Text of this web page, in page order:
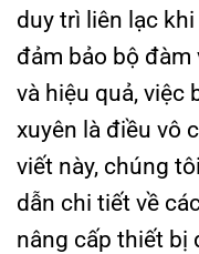
duy trì liên lạc
đảm bảo bộ
và hiệu quả, việc
xuyên là điều vô
viết này, chúng
dẫn chi tiết về
nâng cấp thiết bị